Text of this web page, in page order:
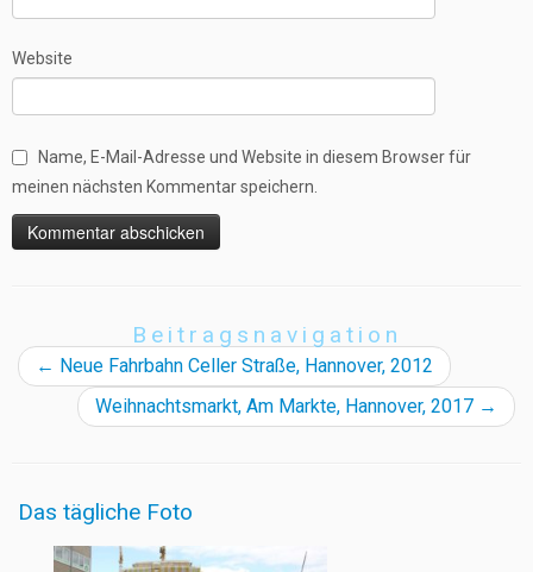
Website
Name, E-Mail-Adresse und Website in diesem Browser für
meinen nächsten Kommentar speichern.
Beitragsnavigation
← Neue Fahrbahn Celler Straße, Hannover, 2012
Weihnachtsmarkt, Am Markte, Hannover, 2017 →
Das tägliche Foto